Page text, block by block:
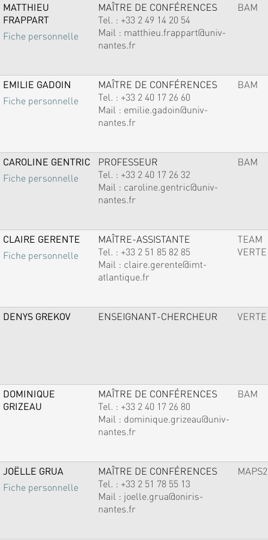
MATTHIEU
FRAPPART
Fiche personnelle
MAÎTRE DE CONFÉRENCES
Tel. : +33 2 49 14 20 54
Mail : matthieu.frappart@univ-
nantes.fr
BAM
EMILIE GADOIN
Fiche personnelle
MAÎTRE DE CONFÉRENCES
Tel. : +33 2 40 17 26 60
Mail : emilie.gadoin@univ-
nantes.fr
BAM
CAROLINE GENTRIC
Fiche personnelle
PROFESSEUR
Tel. : +33 2 40 17 26 32
Mail : caroline.gentric@univ-
nantes.fr
BAM
CLAIRE GERENTE
Fiche personnelle
MAÎTRE-ASSISTANTE
Tel. : +33 2 51 85 82 85
Mail : claire.gerente@imt-
atlantique.fr
TEAM
VERTE
DENYS GREKOV ENSEIGNANT-CHERCHEUR VERTE
DOMINIQUE
GRIZEAU
MAÎTRE DE CONFÉRENCES
Tel. : +33 2 40 17 26 80
Mail : dominique.grizeau@univ-
nantes.fr
BAM
JOËLLE GRUA
Fiche personnelle
MAÎTRE DE CONFÉRENCES
Tel. : +33 2 51 78 55 13
Mail : joelle.grua@oniris-
nantes.fr
MAPS2